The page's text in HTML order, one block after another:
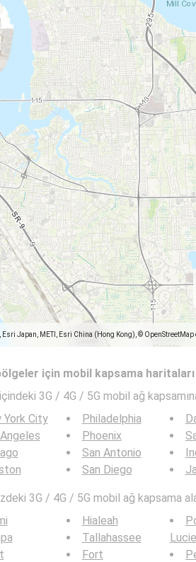
Esri Japan, METI, Esri China (Hong Kong), ©
için mobil kapsama haritaları
içindeki 3G / 4G / 5G mobil ağ
York City
Philadelphia
Phoenix
San Antonio
San Diego
3G / 4G / 5G mobil ağ kapsama
Hialeah
Tallahassee
Fort
Lucie